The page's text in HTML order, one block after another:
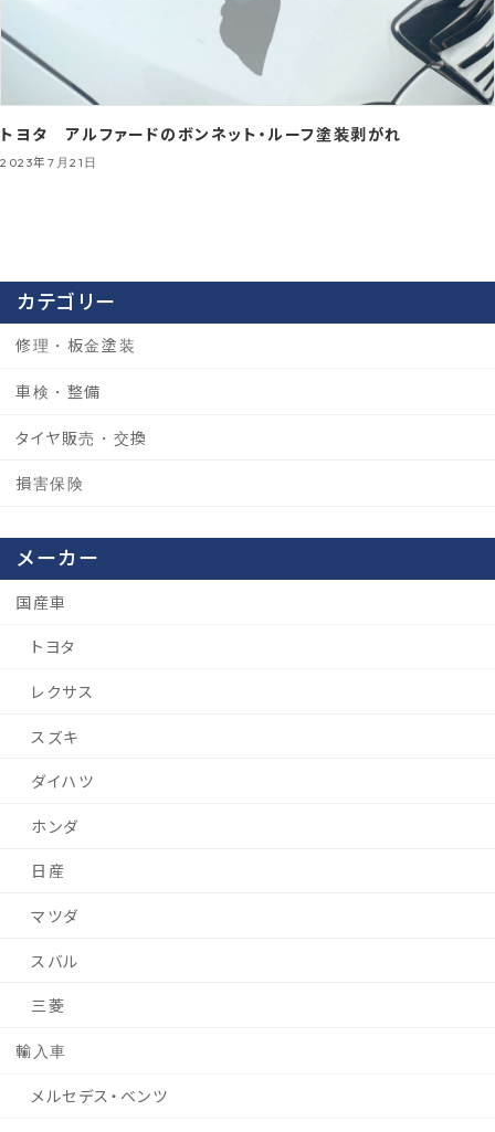
トヨタ アルファードのボンネット・ルーフ塗装剥がれ
2023年7月21日
カテゴリー
修理・板金塗装
車検・整備
タイヤ販売・交換
損害保険
メーカー
国産車
トヨタ
レクサス
スズキ
ダイハツ
ホンダ
日産
マツダ
スバル
三菱
輸入車
メルセデス・ベンツ